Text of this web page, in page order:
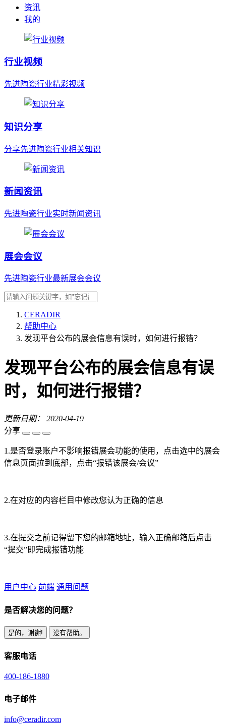
资讯
我的
行业视频
先进陶瓷行业精彩视频
知识分享
分享先进陶瓷行业相关知识
新闻资讯
先进陶瓷行业实时新闻资讯
展会会议
先进陶瓷行业最新展会会议
CERADIR
帮助中心
发现平台公布的展会信息有误时，如何进行报错？
发现平台公布的展会信息有误
时，如何进行报错？
更新日期： 2020-04-19
分享
1.是否登录账户不影响报错展会功能的使用，点击选中的展会
信息页面拉到底部，点击“报错该展会/会议”
2.在对应的内容栏目中修改您认为正确的信息
3.在提交之前记得留下您的邮箱地址，输入正确邮箱后点击
“提交”即完成报错功能
用户中心 前端 通用问题
是否解决您的问题？
是的，谢谢! 没有帮助。
客服电话
400-186-1880
电子邮件
info@ceradir.com